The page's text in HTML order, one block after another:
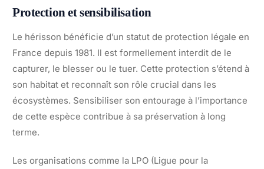
Protection et sensibilisation
Le hérisson bénéficie d’un statut de protection légale en
France depuis 1981. Il est formellement interdit de le
capturer, le blesser ou le tuer. Cette protection s’étend à
son habitat et reconnaît son rôle crucial dans les
écosystèmes. Sensibiliser son entourage à l’importance
de cette espèce contribue à sa préservation à long
terme.
Les organisations comme la LPO (Ligue pour la